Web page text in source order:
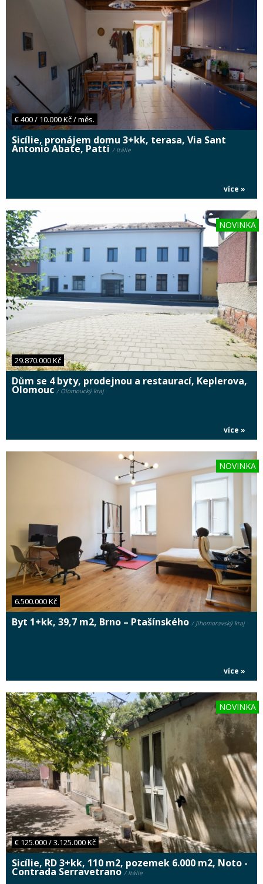
€ 400 / 10.000 Kč / měs.
Sicílie, pronájem domu 3+kk, terasa, Via Sant
Antonio Abate, Patti / Itálie
více »
29.870.000 Kč
NOVINKA
Dům se 4 byty, prodejnou a restaurací, Keplerova,
Olomouc / Olomoucký kraj
více »
6.500.000 Kč
NOVINKA
Byt 1+kk, 39,7 m2, Brno – Ptašínského / Jihomoravský kraj
více »
€ 125.000 / 3.125.000 Kč
NOVINKA
Sicílie, RD 3+kk, 110 m2, pozemek 6.000 m2, Noto -
Contrada Serravetrano / Itálie